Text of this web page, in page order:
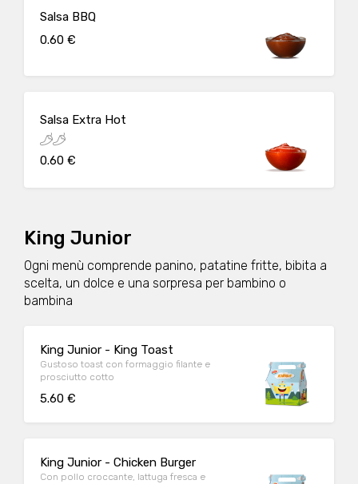
Salsa BBQ
0.60 €
Salsa Extra Hot
0.60 €
King Junior
Ogni menù comprende panino, patatine fritte, bibita a
scelta, un dolce e una sorpresa per bambino o
bambina
King Junior - King Toast
Gustoso toast con formaggio filante e
prosciutto cotto
5.60 €
King Junior - Chicken Burger
Con pollo croccante, lattuga fresca e